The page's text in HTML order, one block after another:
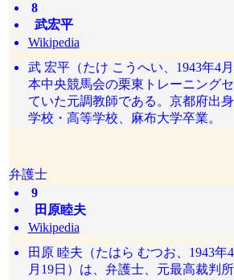
8
武宏平
Wikipedia
武 宏平（たけ こうへい、1943年4
本中央競馬会の栗東トレーニング
ていた元調教師である。京都府出
学校・高等学校、麻布大学卒業。
弁護士
9
田原睦夫
Wikipedia
田原 睦夫（たはら むつお、1943年
月19日）は、弁護士、元最高裁判